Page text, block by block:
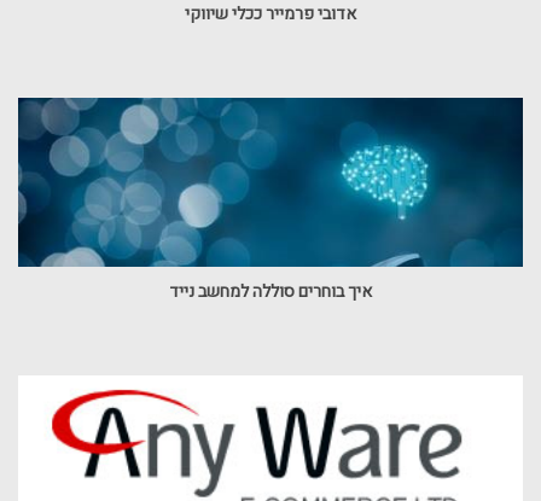
אדובי פרמייר ככלי שיווקי
איך בוחרים סוללה למחשב נייד